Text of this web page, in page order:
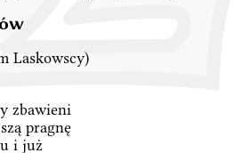
Laskowscy)
zbawieni
pragnę
i już